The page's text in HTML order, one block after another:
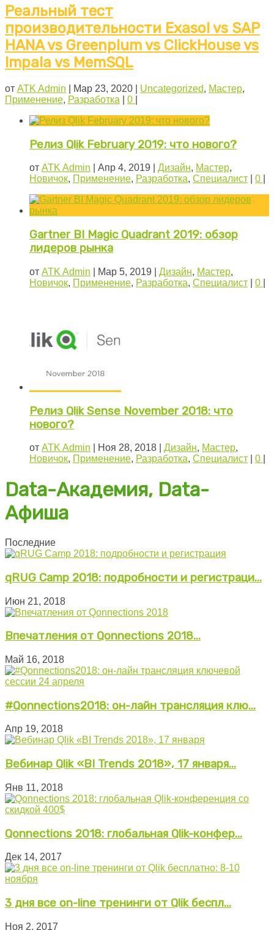
Реальный тест
производительности Exasol vs SAP
HANA vs Greenplum vs ClickHouse vs
Impala vs MemSQL
от ATK Admin Мар 23, 2020 Uncategorized, Мастер,
Применение, Разработка 0
Релиз Qlik February 2019: что нового?
от ATK Admin Апр 4, 2019 Дизайн, Мастер,
Новичок, Применение, Разработка, Специалист 0
Gartner BI Magic Quadrant 2019: обзор
лидеров рынка
от ATK Admin Мар 5, 2019 Дизайн, Мастер,
Новичок, Применение, Разработка, Специалист 0
Релиз Qlik Sense November 2018: что
нового?
от ATK Admin Ноя 28, 2018 Дизайн, Мастер,
Новичок, Применение, Разработка, Специалист 0
Data-Академия, Data-
Афиша
Последние
qRUG Camp 2018: подробности и регистраци...
Июн 21, 2018
Впечатления от Qonnections 2018...
Май 16, 2018
#Qonnections2018: он-лайн трансляция клю...
Апр 19, 2018
Вебинар Qlik «BI Trends 2018», 17 января...
Янв 11, 2018
Qonnections 2018: глобальная Qlik-конфер...
Дек 14, 2017
3 дня все on-line тренинги от Qlik беспл...
Ноя 2, 2017